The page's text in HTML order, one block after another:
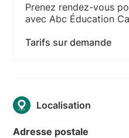
Prenez rendez-vous
avec Abc Éducation
Tarifs sur demande
Localisation
Adresse postale